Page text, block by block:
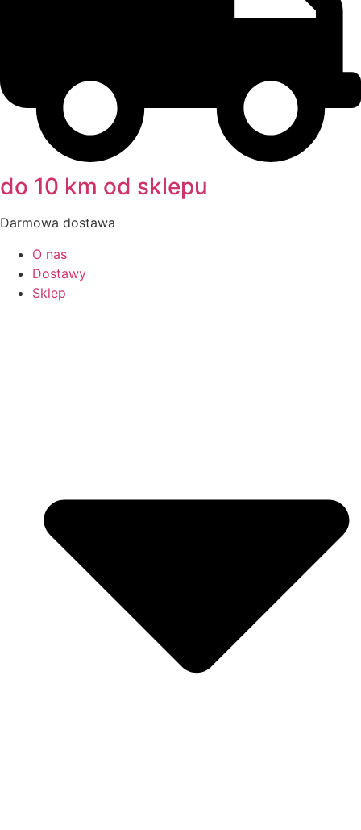
do 10 km od sklepu
Darmowa dostawa
O nas
Dostawy
Sklep